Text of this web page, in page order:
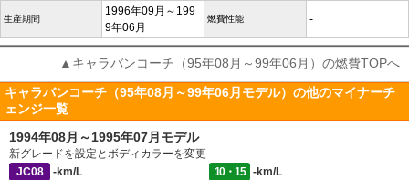
生産期間
1996年09月～199
9年06月
燃費性能 -
▲キャラバンコーチ（95年08月～99年06月）の燃費TOPへ
キャラバンコーチ（95年08月～99年06月モデル）の他のマイナーチ
ェンジ一覧
1994年08月～1995年07月モデル
新グレードを設定とボディカラーを変更
JC08
-km/L 10・15 -km/L